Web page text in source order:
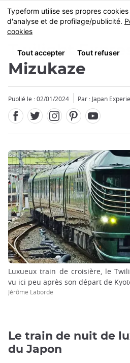
Skip
to
main
MENU
Twilight
Mizukaze
Publié le : 02/01/2024 Par : Japan
Luxueux train de croisière, le
vu ici peu après son départ de
Jérôme Laborde
Le train de nuit de
du Japon
Fermer